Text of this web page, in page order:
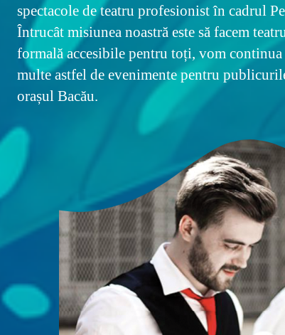
spectacole de teatru profesionist în cadrul
Întrucât misiunea noastră este să facem
formală accesibile pentru toți, vom continua
multe astfel de evenimente pentru
orașul Bacău.